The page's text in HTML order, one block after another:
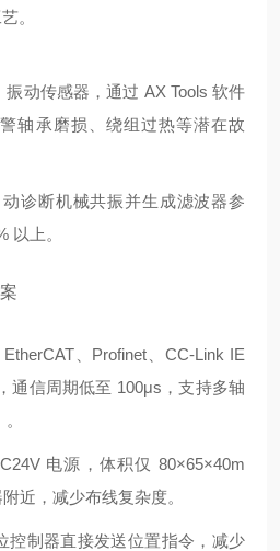
。
动传感器，通过 AX Tools 软件
轴承磨损、绕组过热等潜在故
诊断机械共振并生成滤波器参
以上。
EtherCAT、Profinet、CC-Link IE
通信周期低至 100μs，支持多轴
电源，体积仅 80×65×40m
近，减少布线复杂度。
控制器直接发送位置指令，减少